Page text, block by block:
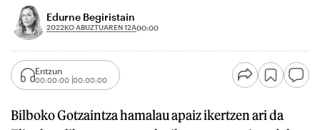
Edurne Begiristain
2022KO ABUZTUAREN 12A00:00
Entzun
00:00:00 00:00:00
Bilboko Gotzaintza hamalau apaiz ikertzen ari da